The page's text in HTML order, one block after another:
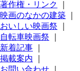
著作権・リンク
映画のなかの建築
おいしい映画祭
自転車映画祭
新着記事
掲載案内
お問い合わせ